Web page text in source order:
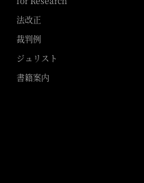
法改正
裁判例
ジュリスト
書籍案内